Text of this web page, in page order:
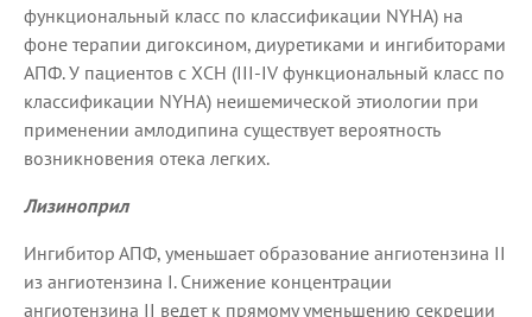
функциональный класс по классификации NYHA) на
фоне терапии дигоксином, диуретиками и ингибиторами
АПФ. У пациентов с ХСН (III-IV функциональный класс по
классификации NYHA) неишемической этиологии при
применении амлодипина существует вероятность
возникновения отека легких.
Лизиноприл
Ингибитор АПФ, уменьшает образование ангиотензина II
из ангиотензина I. Снижение концентрации
ангиотензина II ведет к прямому уменьшению секреции